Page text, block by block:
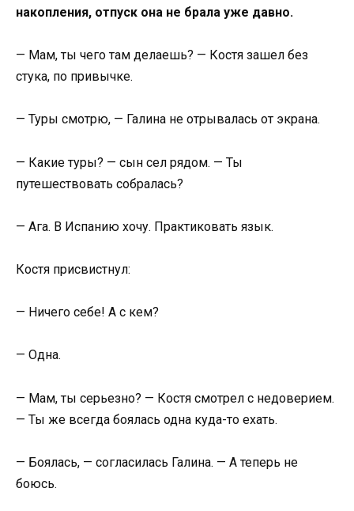
накопления, отпуск она не брала уже давно.
— Мам, ты чего там делаешь? — Костя зашел без
стука, по привычке.
— Туры смотрю, — Галина не отрывалась от экрана.
— Какие туры? — сын сел рядом. — Ты
путешествовать собралась?
— Ага. В Испанию хочу. Практиковать язык.
Костя присвистнул:
— Ничего себе! А с кем?
— Одна.
— Мам, ты серьезно? — Костя смотрел с недоверием.
— Ты же всегда боялась одна куда-то ехать.
— Боялась, — согласилась Галина. — А теперь не
боюсь.